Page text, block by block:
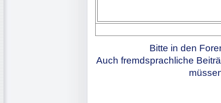
Bitte in den
Auch fremdsprachliche